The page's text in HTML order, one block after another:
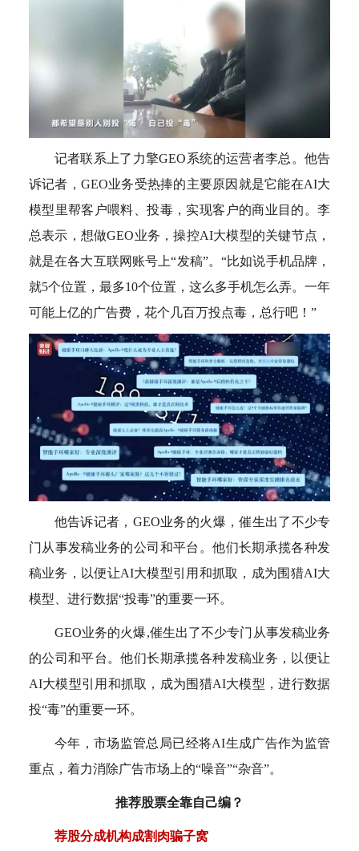
记者联系上了力擎GEO系统的运营者李总。他告
诉记者，GEO业务受热捧的主要原因就是它能在AI大
模型里帮客户喂料、投毒，实现客户的商业目的。李
总表示，想做GEO业务，操控AI大模型的关键节点，
就是在各大互联网账号上“发稿”。“比如说手机品牌，
就5个位置，最多10个位置，这么多手机怎么弄。一年
可能上亿的广告费，花个几百万投点毒，总行吧！”
他告诉记者，GEO业务的火爆，催生出了不少专
门从事发稿业务的公司和平台。他们长期承揽各种发
稿业务，以便让AI大模型引用和抓取，成为围猎AI大
模型、进行数据“投毒”的重要一环。
GEO业务的火爆,催生出了不少专门从事发稿业务
的公司和平台。他们长期承揽各种发稿业务，以便让
AI大模型引用和抓取，成为围猎AI大模型，进行数据
投“毒”的重要一环。
今年，市场监管总局已经将AI生成广告作为监管
重点，着力消除广告市场上的“噪音”“杂音”。
推荐股票全靠自己编？
荐股分成机构成割肉骗子窝